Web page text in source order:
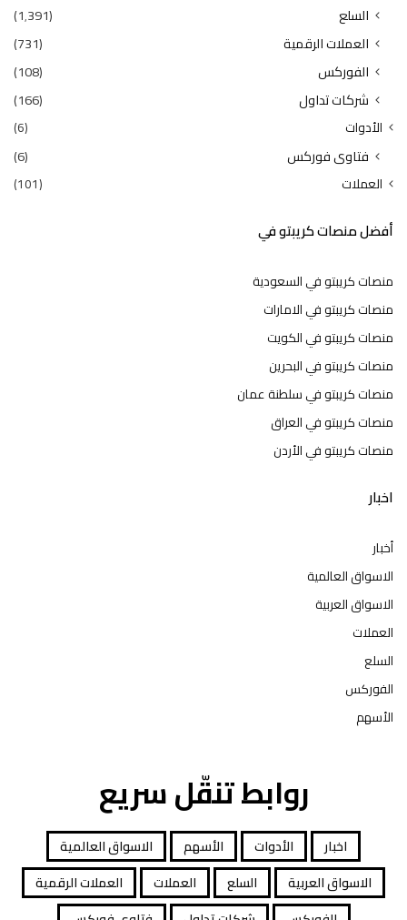
السلع
(1٬391)
العملات الرقمية
(731)
الفوركس
(108)
شركات تداول
(166)
الأدوات (6)
فتاوى فوركس (6)
العملات (101)
أفضل منصات كريبتو في
منصات كريبتو في السعودية
منصات كريبتو في الامارات
منصات كريبتو في الكويت
منصات كريبتو في البحرين
منصات كريبتو في سلطنة عمان
منصات كريبتو في العراق
منصات كريبتو في الأردن
اخبار
أخبار
الاسواق العالمية
الاسواق العربية
العملات
السلع
الفوركس
الأسهم
روابط تنقّل سريع
اخبار الأدوات الأسهم
الاسواق العالمية
الاسواق العربية
السلع العملات
العملات الرقمية